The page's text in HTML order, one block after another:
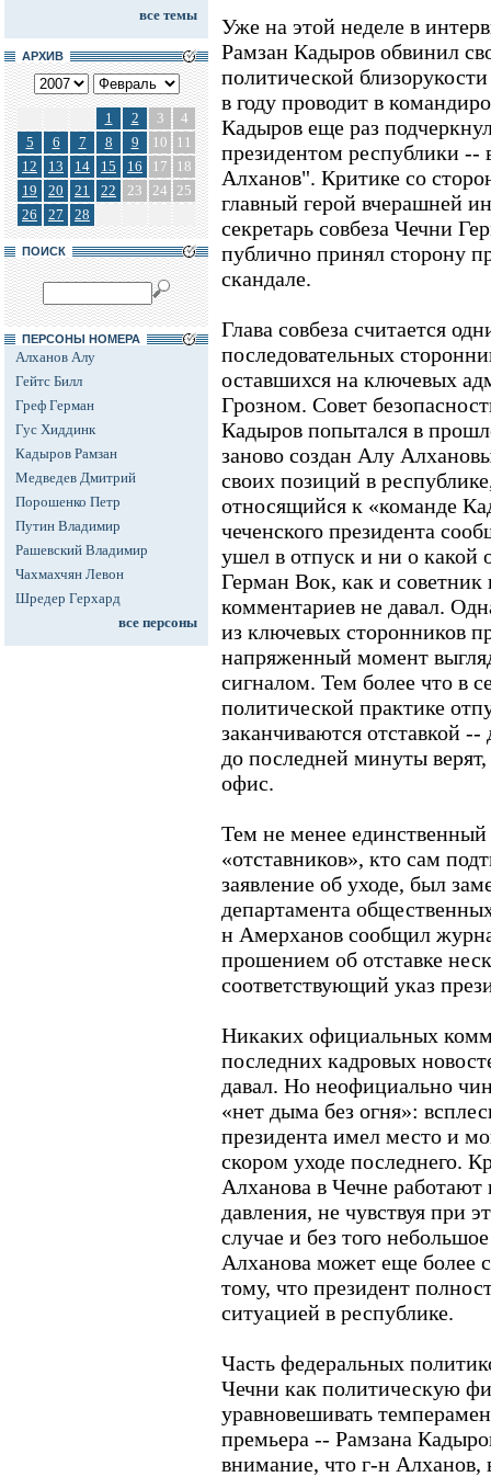
все темы
АРХИВ
1 2 3
4
5
6 7 8 9 10
11
12
13 14 15 16 17
18
19
20 21 22 23 24 25
26
27 28
ПОИСК
ПЕРСОНЫ НОМЕРА
Алханов Алу
Гейтс Билл
Греф Герман
Гус Хиддинк
Кадыров Рамзан
Медведев Дмитрий
Порошенко Петр
Путин Владимир
Рашевский Владимир
Чахмахчян Левон
Шредер Герхард
все персоны
Уже на этой неделе в
Рамзан Кадыров обвинил
политической
в году проводит в
Кадыров еще раз
президентом республики --
Алханов". Критике со
главный герой вчерашней
секретарь совбеза Чечни
публично принял сторону
скандале.
Глава совбеза считается
последовательных
оставшихся на ключевых
Грозном. Совет
Кадыров попытался в
заново создан Алу
своих позиций в
относящийся к «команде
чеченского президента
ушел в отпуск и ни о какой
Герман Вок, как и советник
комментариев не давал.
из ключевых сторонников
напряженный момент
сигналом. Тем более что в
политической практике
заканчиваются отставкой
до последней минуты
офис.
Тем не менее
«отставников», кто сам
заявление об уходе, был
департамента
н Амерханов сообщил
прошением об отставке
соответствующий указ
Никаких официальных
последних кадровых
давал. Но неофициально
«нет дыма без огня»:
президента имел место и
скором уходе последнего.
Алханова в Чечне работают
давления, не чувствуя при
случае и без того
Алханова может еще более
тому, что президент
ситуацией в республике.
Часть федеральных
Чечни как политическую
уравновешивать
премьера -- Рамзана
внимание, что г-н Алханов,